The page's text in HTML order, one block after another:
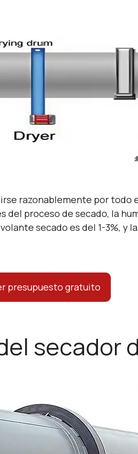
razonablemente por
proceso de secado, la
secado es del 1-3%, y
presupuesto gratuito
secador